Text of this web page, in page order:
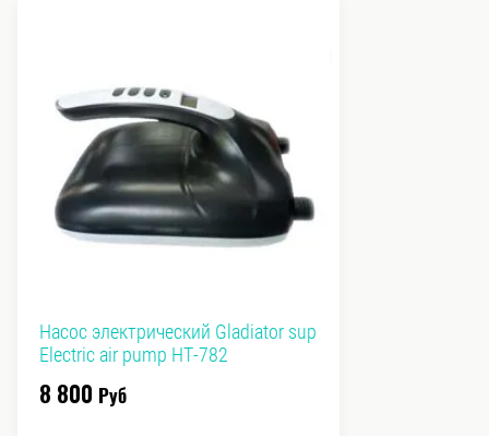
Насос электрический Gladiator sup
Electric air pump HT-782
8 800 Руб